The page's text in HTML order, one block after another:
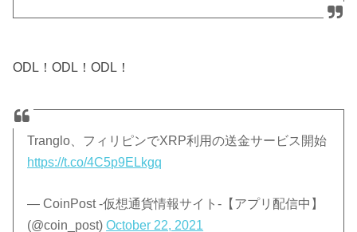
ODL！ODL！ODL！
Tranglo、フィリピンでXRP利用の送金サービス開始
https://t.co/4C5p9ELkgq
— CoinPost -仮想通貨情報サイト-【アプリ配信中】
(@coin_post)October 22, 2021